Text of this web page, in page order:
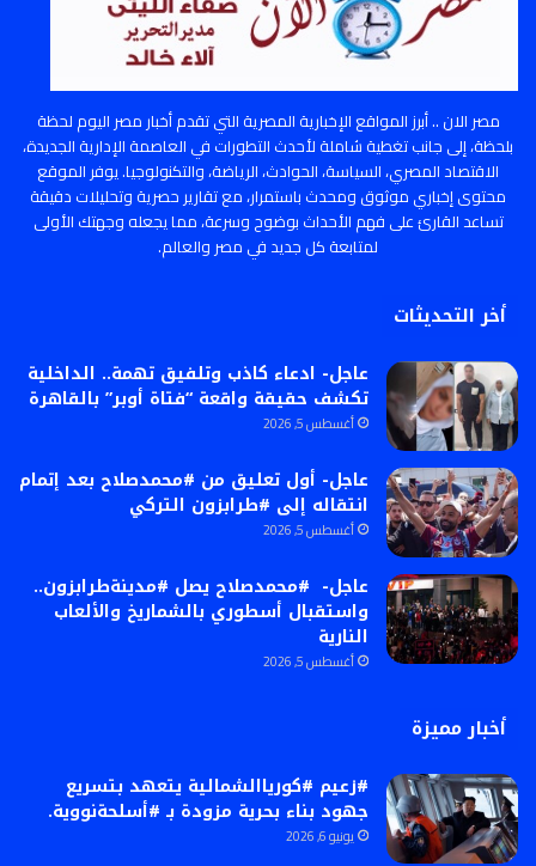
مصر الان .. أبرز المواقع الإخبارية المصرية التي تقدم أخبار مصر اليوم لحظة
بلحظة، إلى جانب تغطية شاملة لأحدث التطورات في العاصمة الإدارية الجديدة،
الاقتصاد المصري، السياسة، الحوادث، الرياضة، والتكنولوجيا. يوفر الموقع
محتوى إخباري موثوق ومحدث باستمرار، مع تقارير حصرية وتحليلات دقيقة
تساعد القارئ على فهم الأحداث بوضوح وسرعة، مما يجعله وجهتك الأولى
لمتابعة كل جديد في مصر والعالم.
أخر التحديثات
عاجل- ادعاء كاذب وتلفيق تهمة.. الداخلية
تكشف حقيقة واقعة “فتاة أوبر” بالقاهرة
أغسطس 5, 2026
عاجل- أول تعليق من #محمدصلاح بعد إتمام
انتقاله إلى #طرابزون التركي
أغسطس 5, 2026
عاجل- #محمدصلاح يصل #مدينةطرابزون..
واستقبال أسطوري بالشماريخ والألعاب
النارية
أغسطس 5, 2026
أخبار مميزة
#زعيم #كورياالشمالية يتعهد بتسريع
جهود بناء بحرية مزودة بـ #أسلحةنووية.
يونيو 6, 2026